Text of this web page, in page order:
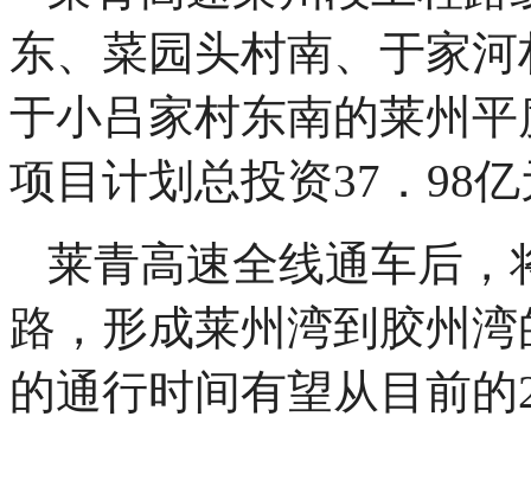
东、菜园头村南、于家
于小吕家村东南的莱州
项目计划总投资37．98
莱青高速全线通车后，
路，形成莱州湾到胶州
的通行时间有望从目前